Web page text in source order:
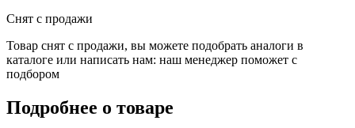
Снят с продажи
Товар снят с продажи, вы можете подобрать аналоги в
каталоге или написать нам: наш менеджер поможет с
подбором
Подробнее о товаре